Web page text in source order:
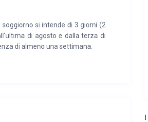
si intende di 3 giorni (2
di agosto e dalla terza di
di almeno una settimana.